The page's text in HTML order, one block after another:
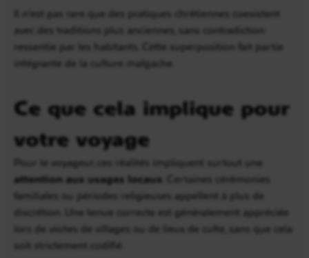
Il n’est pas rare que des pratiques chrétiennes coexistent
avec des traditions plus anciennes, sans contradiction
ressentie par les habitants. Cette superposition fait partie
intégrante de la culture malgache.
Ce que cela implique pour
votre voyage
Pour le voyageur, ces réalités impliquent surtout une
attention aux usages locaux . Certaines cérémonies
familiales ou périodes religieuses appellent à plus de
discrétion. Une tenue correcte est généralement appréciée
lors de visites de villages ou de lieux de culte, sans que cela
soit strictement codifié.